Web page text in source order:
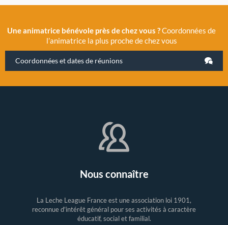
Une animatrice bénévole près de chez vous ?Coordonnées de
l’animatrice la plus proche de chez vous
Coordonnées et dates de réunions
Nous connaître
La Leche League France est une association loi 1901,
reconnue d'intérêt général pour ses activités à caractère
éducatif, social et familial.